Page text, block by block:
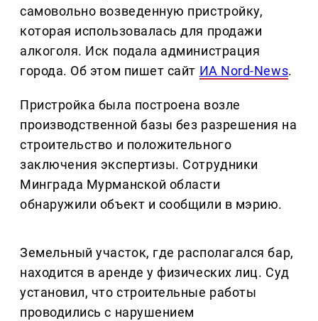
самовольно возведенную пристройку,
которая использовалась для продажи
алкоголя. Иск подала администрация
города. Об этом пишет сайт ИА Nord-News.
Пристройка была построена возле
производственной базы без разрешения на
строительство и положительного
заключения экспертизы. Сотрудники
Минграда Мурманской области
обнаружили объект и сообщили в мэрию.
Земельный участок, где располагался бар,
находится в аренде у физических лиц. Суд
установил, что строительные работы
проводились с нарушением